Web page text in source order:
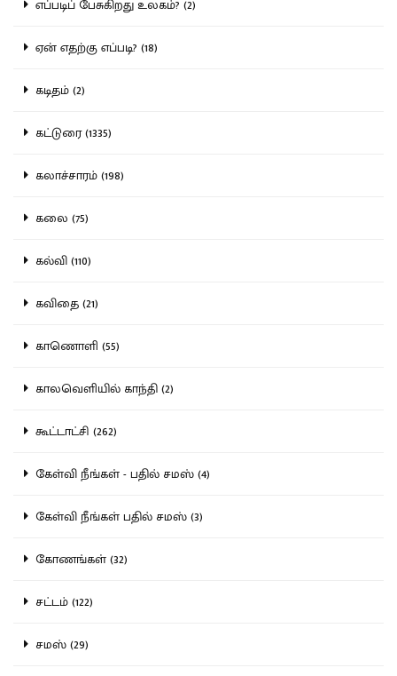
எப்படிப் பேசுகிறது உலகம்? (2)
ஏன் எதற்கு எப்படி? (18)
கடிதம் (2)
கட்டுரை (1335)
கலாச்சாரம் (198)
கலை (75)
கல்வி (110)
கவிதை (21)
காணொளி (55)
காலவெளியில் காந்தி (2)
கூட்டாட்சி (262)
கேள்வி நீங்கள் - பதில் சமஸ் (4)
கேள்வி நீங்கள் பதில் சமஸ் (3)
கோணங்கள் (32)
சட்டம் (122)
சமஸ் (29)